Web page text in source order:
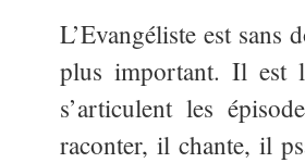
L’Evangéliste est sans
plus important. Il est
s’articulent les
raconter, il chante, il